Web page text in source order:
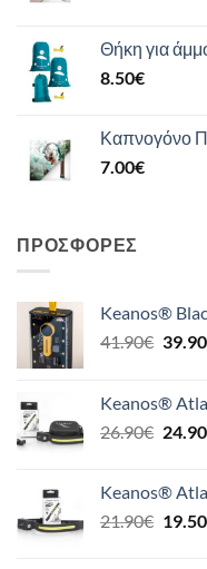
Θήκη για
8.50€
Καπνογόνο
7.00€
ΠΡΟΣΦΟΡΈΣ
Keanos®
41.90€ 39.90
Keanos®
26.90€ 24.90
Keanos®
21.90€ 19.50